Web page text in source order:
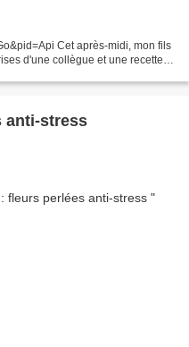
Cet après-midi, mon fils
d'une collègue et une recette
anti-stress